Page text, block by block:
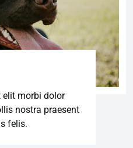
elit morbi dolor
nostra praesent
felis.